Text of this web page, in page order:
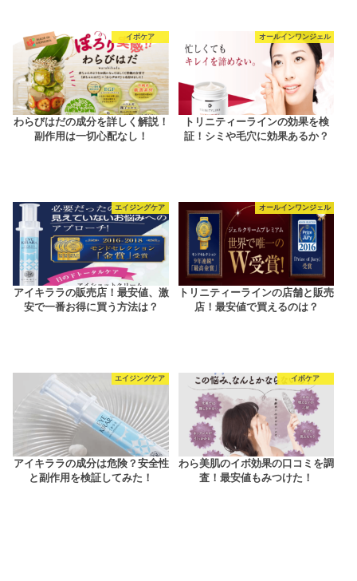
イボケア
わらびはだの成分を詳しく解説！
副作用は一切心配なし！
オールインワンジェル
トリニティーラインの効果を検
証！シミや毛穴に効果あるか？
エイジングケア
アイキララの販売店！最安値、激
安で一番お得に買う方法は？
オールインワンジェル
トリニティーラインの店舗と販売
店！最安値で買えるのは？
エイジングケア
アイキララの成分は危険？安全性
と副作用を検証してみた！
イボケア
わら美肌のイボ効果の口コミを調
査！最安値もみつけた！